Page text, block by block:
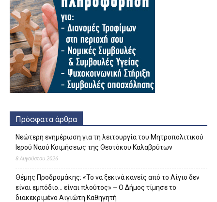
Πρόσφατα άρθρα
Νεώτερη ενημέρωση για τη λειτουργία του Μητροπολιτικού
Ιερού Ναού Κοιμήσεως της Θεοτόκου Καλαβρύτων
8 Αυγούστου 2026
Θέμης Προδρομάκης: «Το να ξεκινά κανείς από το Αίγιο δεν
είναι εμπόδιο… είναι πλούτος» – O Δήμος τίμησε το
διακεκριμένο Αιγιώτη Καθηγητή